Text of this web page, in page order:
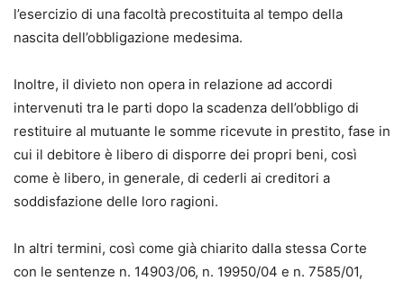
l’esercizio di una facoltà precostituita al tempo della
nascita dell’obbligazione medesima.
Inoltre, il divieto non opera in relazione ad accordi
intervenuti tra le parti dopo la scadenza dell’obbligo di
restituire al mutuante le somme ricevute in prestito, fase in
cui il debitore è libero di disporre dei propri beni, così
come è libero, in generale, di cederli ai creditori a
soddisfazione delle loro ragioni.
In altri termini, così come già chiarito dalla stessa Corte
con le sentenze n. 14903/06, n. 19950/04 e n. 7585/01,